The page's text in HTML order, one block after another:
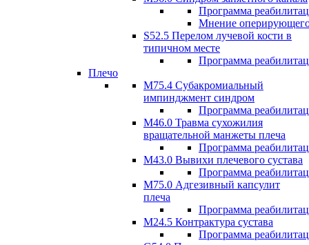
Программа
Мнение
S52.5 Перелом лучевой кости в
типичном месте
Программа
Плечо
М75.4 Субакромиальный
импинджмент синдром
Программа
М46.0 Травма сухожилия
вращательной манжеты плеча
Программа
M43.0 Вывихи плечевого сустава
Программа
М75.0 Адгезивный капсулит
плеча
Программа
M24.5 Контрактура сустава
Программа